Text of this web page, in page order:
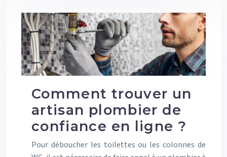
Comment trouver un
artisan plombier de
confiance en ligne ?
Pour déboucher les toilettes ou les colonnes de